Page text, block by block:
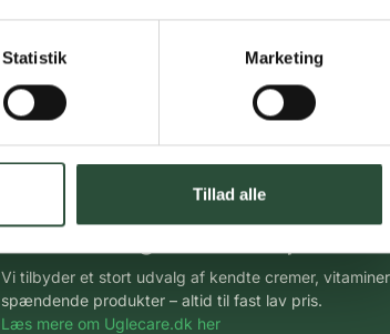
Statistik Marketing
Tillad alle
Hurtigt leveringen via GLS, og DAO
Faste lave priser*
Stort udvalg af kendte
Vi tilbyder et stort udvalg af kendte cremer,
spændende produkter – altid til fast lav pris.
Læs mere om Uglecare.dk her